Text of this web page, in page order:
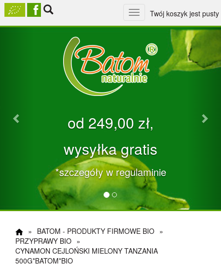
Toggle
navigation
Twój koszyk jest pusty
od 249,00 zł‚
wysyłka gratis
*szczegóły w regulaminie
Happy Hours
17 maja dodatkowe 5
» BATOM - PRODUKTY FIRMOWE BIO »
PRZYPRAWY BIO »
CYNAMON CEJLOŃSKI MIELONY TANZANIA
500G*BATOM*BIO